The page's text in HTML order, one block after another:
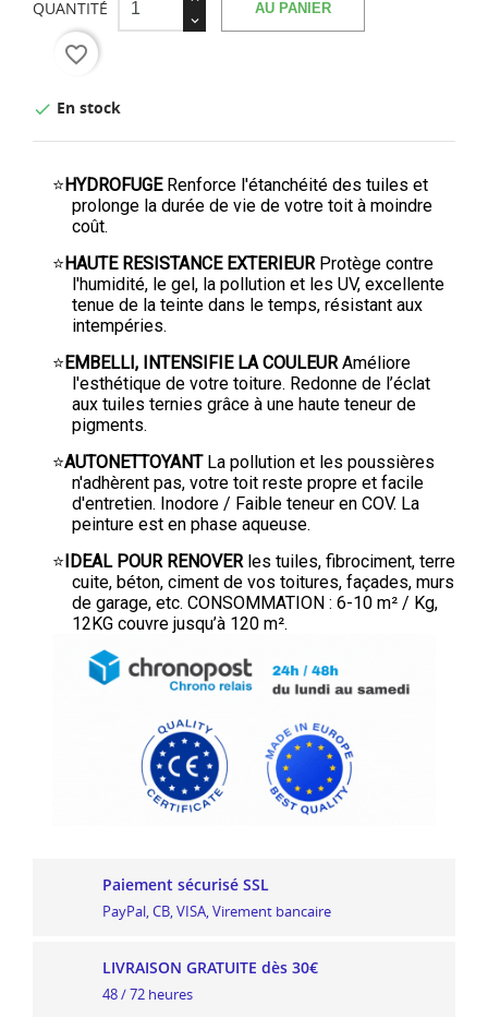
QUANTITÉ AU PANIER
favorite_border
 En stock
⭐HYDROFUGE Renforce l'étanchéité des tuiles et
prolonge la durée de vie de votre toit à moindre
coût.
⭐HAUTE RESISTANCE EXTERIEURProtège contre
l'humidité, le gel, la pollution et les UV, excellente
tenue de la teinte dans le temps, résistant aux
intempéries.
⭐EMBELLI, INTENSIFIE LA COULEURAméliore
l'esthétique de votre toiture. Redonne de l’éclat
aux tuiles ternies grâce à une haute teneur de
pigments.
⭐AUTONETTOYANTLa pollution et les poussières
n'adhèrent pas, votre toit reste propre et facile
d'entretien. Inodore / Faible teneur en COV. La
peinture est en phase aqueuse.
⭐IDEAL POUR RENOVER les tuiles, fibrociment, terre
cuite, béton, ciment de vos toitures, façades, murs
de garage, etc. CONSOMMATION : 6-10 m² / Kg,
12KG couvre jusqu’à 120 m².
Paiement sécurisé SSL
PayPal, CB, VISA, Virement bancaire
LIVRAISON GRATUITE dès 30€
48 / 72 heures